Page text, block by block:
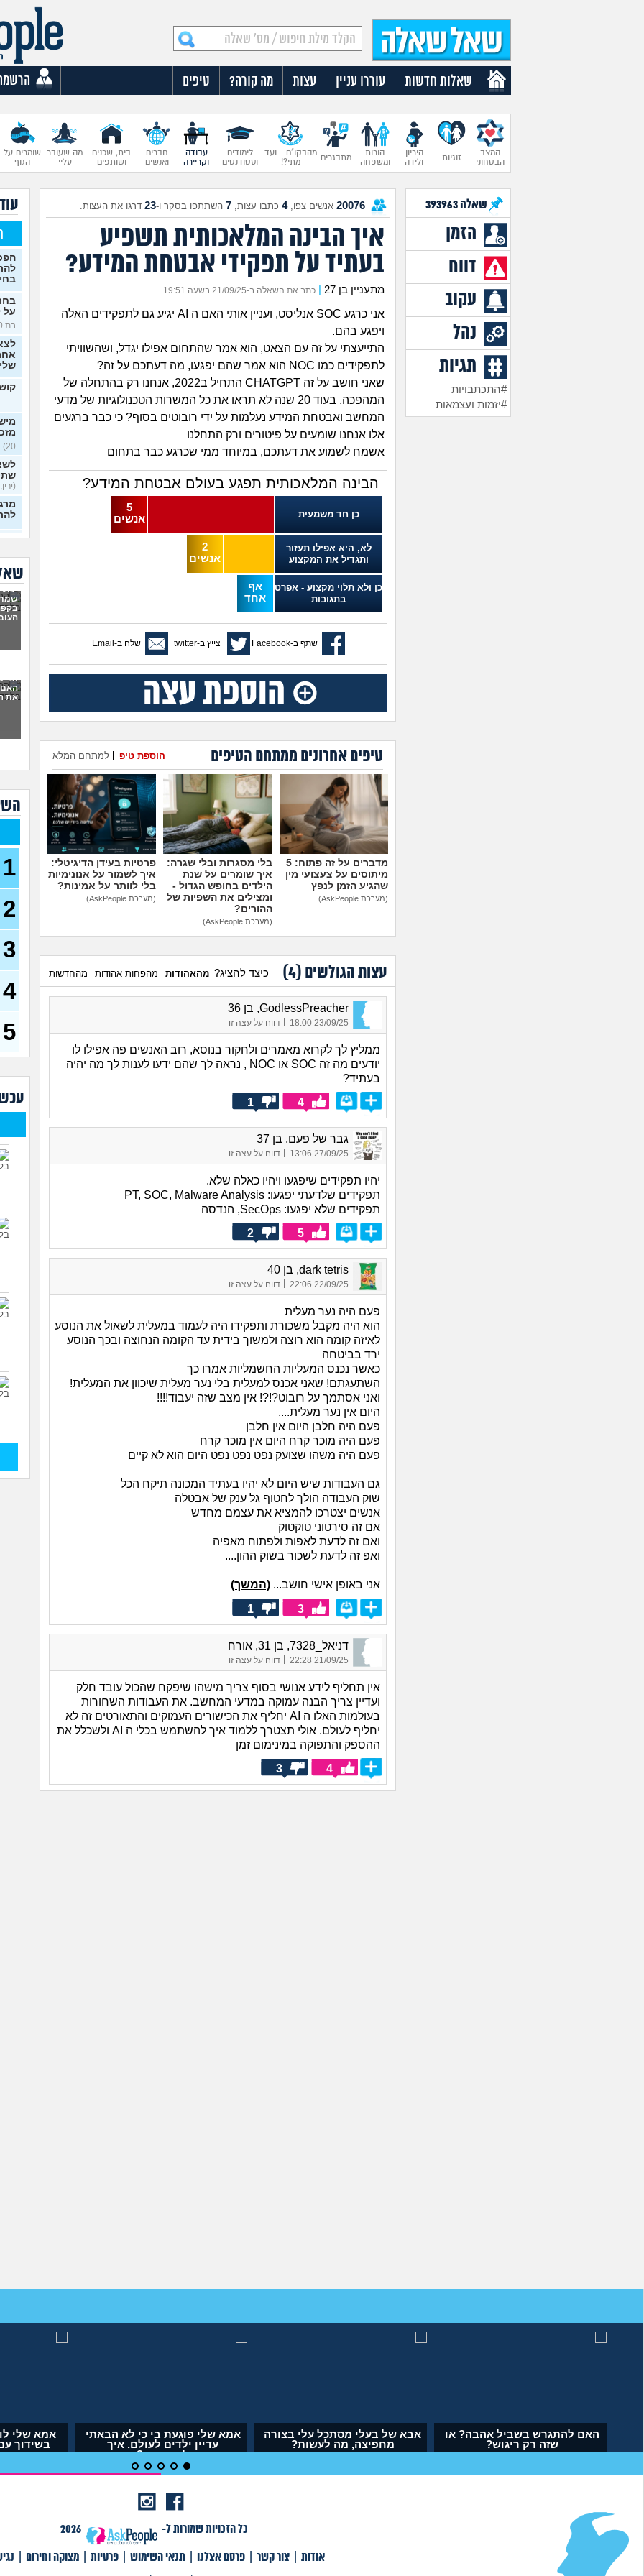
שאלות חדשות עוררו עניין עצות מה קורה? טיפים
המצב
הבטחוני
זוגיות
היריון
ולידה
הורות
ומשפחה
מתבגרים
מהבקו"ם... ועד
מתי?!
לימודים
וסטודנטים
עבודה
וקריירה
חברים
ואנשים
בית, שכנים
ושותפים
מה שעובר
עליי
שומרים על
הגוף
שאלה393963
הזמן
דווח
עקוב
נהל
תגיות
#התכתבויות
#יזמות ועצמאות
20076 אנשים צפו,4 כתבו עצות, 7 השתתפו בסקר ו-23 דרגו את העצות.
איך הבינה המלאכותית תשפיע
בעתיד על תפקידי אבטחת המידע?
מתעניין בן 27 כתב את השאלה ב-21/09/25 בשעה 19:51
אני כרגע SOC אנליסט, ועניין אותי האם ה AI יגיע גם לתפקידים האלה
ויפגע בהם.
התייעצתי על זה עם הצאט, הוא אמר שהתחום אפילו יגדל, ושהשוויתי
לתפקידים כמו NOC הוא אמר שהם יפגעו, מה דעתכם על זה?
שאני חושב על זה CHATGPT התחיל ב2022, אנחנו רק בהתחלה של
המהפכה, בעוד 20 שנה לא תראו את כל המשרות הטכנולוגיות של מדעי
המחשב ואבטחת המידע נעלמות על ידי רובוטים בסוף? כי כבר ברגעים
אלו אנחנו שומעים על פיטורים ורק התחלנו
אשמח לשמוע את דעתכם, במיוחד ממי שכרגע כבר בתחום
הבינה המלאכותית תפגע בעולם אבטחת המידע?
כן חד משמעית
5
אנשים
לא, היא אפילו תעזור
ותגדיל את המקצוע
2
אנשים
כן ולא תלוי מקצוע - אפרט
בתגובות
אף
אחד
שתף ב-Facebook צייץ ב-twitter שלח ב-Email
טיפים אחרונים ממתחם הטיפים למתחם המלא הוספת טיפ
מדברים על זה פתוח: 5
מיתוסים על צעצועי מין
שהגיע הזמן לנפץ
(מערכת AskPeople)
בלי מסגרות ובלי שגרה:
איך שומרים על שנת
הילדים בחופש הגדול -
ומצילים את השפיות של
ההורים?
(מערכת AskPeople)
פרטיות בעידן הדיגיטלי:
איך לשמור על אנונימיות
בלי לוותר על אמינות?
(מערכת AskPeople)
עצות הגולשים (4
) כיצד להציג? מהאהודות מהפחות אהודות מהחדשות
GodlessPreacher, בן 36
23/09/25 18:00 דווח על עצה זו
ממליץ לך לקרוא מאמרים ולחקור בנוסא, רוב האנשים פה אפילו לו
יודעים מה זה SOC או NOC , נראה לך שהם ידעו לענות לך מה יהיה
בעתיד?
4
1
גבר של פעם, בן 37
27/09/25 13:06 דווח על עצה זו
יהיו תפקידים שיפגעו ויהיו כאלה שלא.
תפקידים שלדעתי יפגעו: PT, SOC, Malware Analysis
תפקידים שלא יפגעו: SecOps, הנדסה
5
2
dark tetris, בן 40
22/09/25 22:06 דווח על עצה זו
פעם היה נער מעלית
הוא היה מקבל משכורת ותפקידו היה לעמוד במעלית לשאול את הנוסע
לאיזה קומה הוא רוצה ולמשוך בידית עד הקומה הנחוצה ובכך הנוסע
ירד בביטחה
כאשר נכנס המעליות החשמליות אמרו כך
השתעגתם! שאני אכנס למעלית בלי נער מעלית שיכוון את המעלית!
ואני אסתמך על רובוט?!?! אין מצב שזה יעבוד!!!!
היום אין נער מעלית....
פעם היה חלבן היום אין חלבן
פעם היה מוכר קרח היום אין מוכר קרח
פעם היה משהו שצועק נפט נפט נפט היום הוא לא קיים
גם העבודות שיש היום לא יהיו בעתיד המכונה תיקח הכל
שוק העבודה הולך לחטוף גל ענק של אבטלה
אנשים יצטרכו להמציא את עצמם מחדש
אם זה סירטוני טוקטוק
ואם זה לדעת לאפות ולפתוח מאפיה
ואפ זה לדעת לשכור בשוק ההון....
אני באופן אישי חושב... (המשך)
3
1
דניאל_7328, בן 31, אורח
21/09/25 22:28
| דווח על עצה זו
אין תחליף לידע אנושי בסוף צריך מישהו שיפקח שהכול עובד חלק
ועדיין צריך הבנה עמוקה במדעי המחשב. את העבודות השחורות
בעולמות האלו ה AI יחליף את הכישורים העמוקים והתאורטים זה לא
יחליף לעולם. אולי תצטרך ללמוד איך להשתמש בכלי ה AI ולשכלל את
ההספק והתפוקה במינימום זמן
4
3
על
בת 30)
20)
(ירין,
20)
23)
22)
26)
אני
את
1
2
3
4
5
אמא שלי
עדיין
אבא של בעלי מסתכל עלי בצורה
מחפיצה, מה לעשות?
(ליה, בת 27)
האם להתגרש בשביל אהבה? או
שזה רק ריגוש?
מה לעשות עם העובדה שאשתי
הרימה עליי ידיים?
כל הזכויות שמורות ל-
2026
אודות|צור קשר|פרסם אצלנו|תנאי שימוש|פרטיות|תגיות|מצוקה וחירום|Ask דורקס אודות צור קשר פרסם אצלנו תנאי השימוש פרטיות מצוקה וחירום